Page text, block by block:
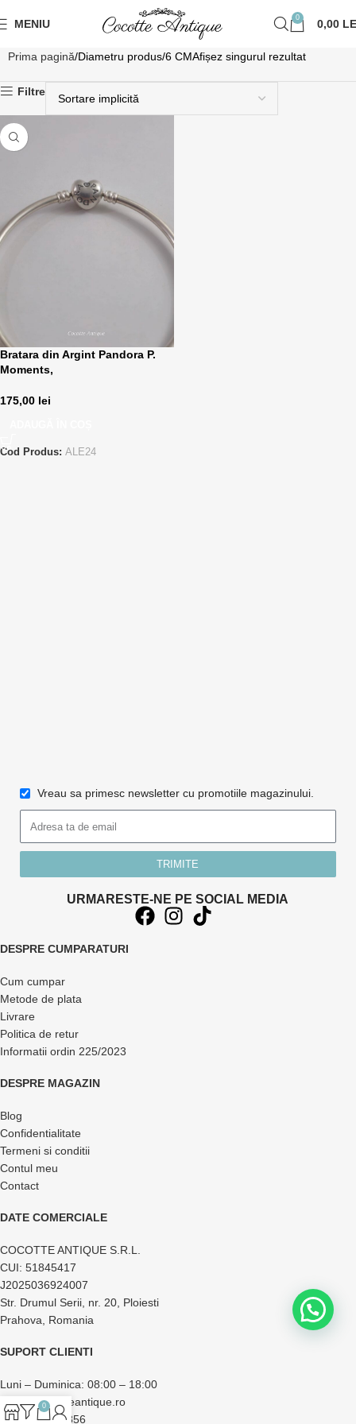
MENIU 0 0,00
Prima pagină Diametru produs 6 CMAfișez singurul rezultat
Filtre
Bratara din Argint Pandora P.
Moments,
175,00 lei
Cod Produs: ALE24
Vreau sa primesc newsletter cu promotiile magazinului.
TRIMITE
URMARESTE-NE PE SOCIAL MEDIA
DESPRE CUMPARATURI
Cum cumpar
Metode de plata
Livrare
Politica de retur
Informatii ordin 225/2023
DESPRE MAGAZIN
Blog
Confidentialitate
Termeni si conditii
Contul meu
Contact
DATE COMERCIALE
COCOTTE ANTIQUE S.R.L.
CUI: 51845417
J2025036924007
Str. Drumul Serii, nr. 20, Ploiesti
Prahova, Romania
SUPORT CLIENTI
Luni – Duminica: 08:00 – 18:00
office@cocotteantique.ro
+40 733 174 856
0